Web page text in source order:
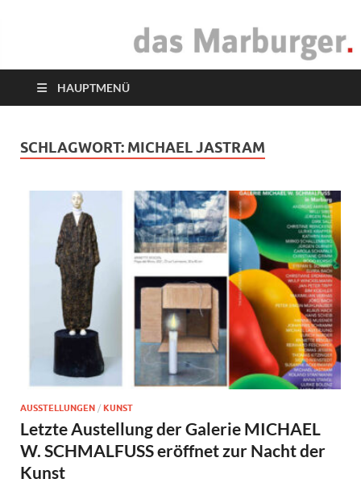
das Marburger.
HAUPTMENÜ
SCHLAGWORT: MICHAEL JASTRAM
AUSSTELLUNGEN / KUNST
Letzte Austellung der Galerie MICHAEL
W. SCHMALFUSS eröffnet zur Nacht der
Kunst